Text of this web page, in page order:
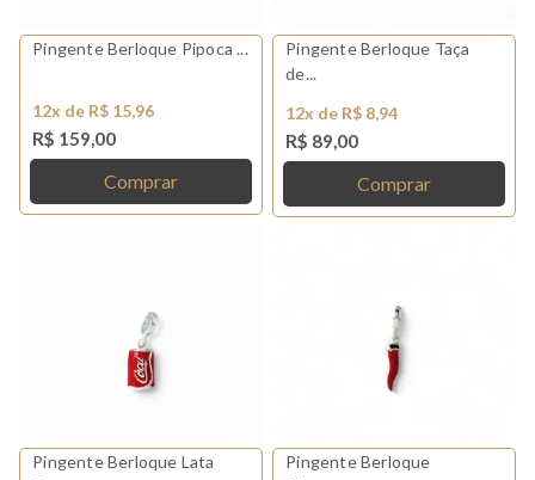
Pingente Berloque Pipoca ...
12x de R$ 15,96
R$ 159,00
Comprar
Pingente Berloque Taça
de...
12x de R$ 8,94
R$ 89,00
Comprar
Pingente Berloque Lata
Pingente Berloque